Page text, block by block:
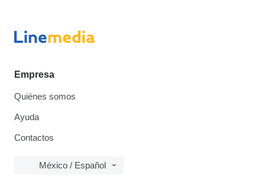
Empresa
Quiénes somos
Ayuda
Contactos
México / Español